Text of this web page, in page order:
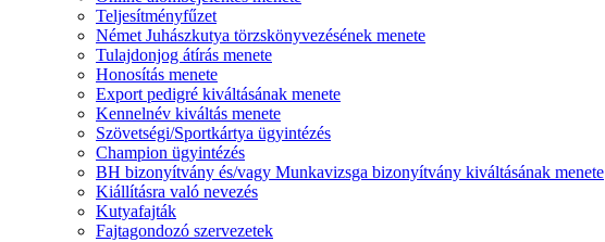
Teljesítményfűzet
Német Juhászkutya törzskönyvezésének menete
Tulajdonjog átírás menete
Honosítás menete
Export pedigré kiváltásának menete
Kennelnév kiváltás menete
Szövetségi/Sportkártya ügyintézés
Champion ügyintézés
BH bizonyítvány és/vagy Munkavizsga bizonyítvány kiváltásának menete
Kiállításra való nevezés
Kutyafajták
Fajtagondozó szervezetek